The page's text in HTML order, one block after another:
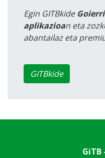
Egin GITBkide
aplikazioan eta
abantailaz eta
GITBkide